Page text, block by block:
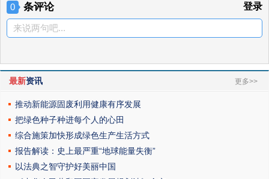
0 条评论 登录
来说两句吧...
最新资讯 更多>>
推动新能源固废利用健康有序发展
把绿色种子种进每个人的心田
综合施策加快形成绿色生产生活方式
报告解读：史上最严重“地球能量失衡”
以法典之智守护好美丽中国